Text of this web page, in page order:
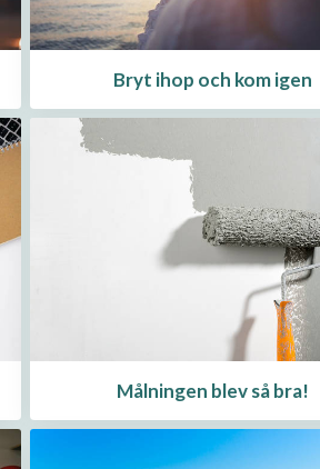
Bryt ihop och kom igen
Målningen blev så bra!